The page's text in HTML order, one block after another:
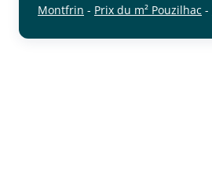
Montfrin - Prix du m² Pouzilhac -